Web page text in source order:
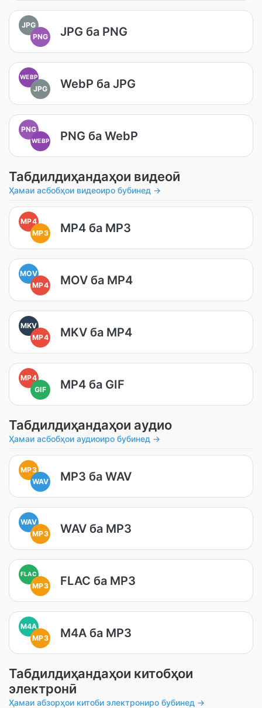
JPG
PNG
JPG ба PNG
WEBP
JPG WebP ба JPG
PNG
WEBP PNG ба WebP
Табдилдиҳандаҳои видеоӣ
Ҳамаи асбобҳои видеоиро бубинед →
MP4
MP3
MP4 ба MP3
MOV
MP4
MOV ба MP4
MKV
MP4
MKV ба MP4
MP4
GIF
MP4 ба GIF
Табдилдиҳандаҳои аудио
Ҳамаи асбобҳои аудиоиро бубинед →
MP3
WAV
MP3 ба WAV
WAV
MP3
WAV ба MP3
FLAC
MP3 FLAC ба MP3
M4A
MP3
M4A ба MP3
Табдилдиҳандаҳои китобҳои
электронӣ
Ҳамаи абзорҳои китоби электрониро бубинед →